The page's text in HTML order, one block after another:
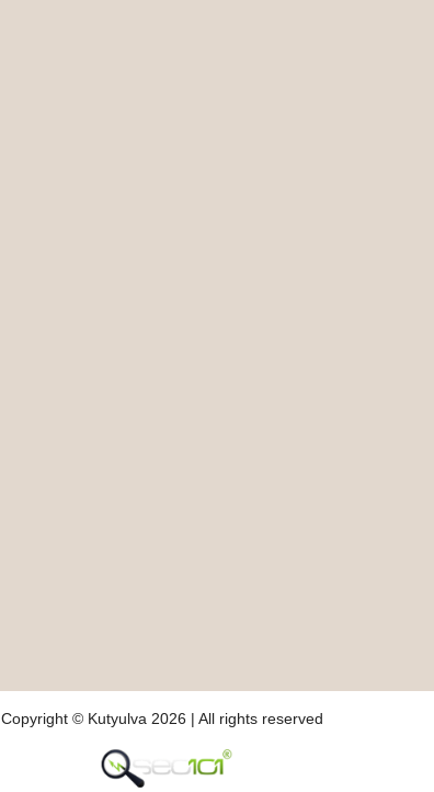
Copyright © Kutyulva 2026 | All rights reserved